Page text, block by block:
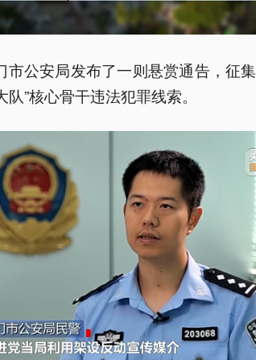
市公安局发布了一则悬赏通告，征
”核心骨干违法犯罪线索。